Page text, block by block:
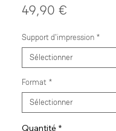
49,90 €Prix
Support d'impression *
Format *
Quantité *